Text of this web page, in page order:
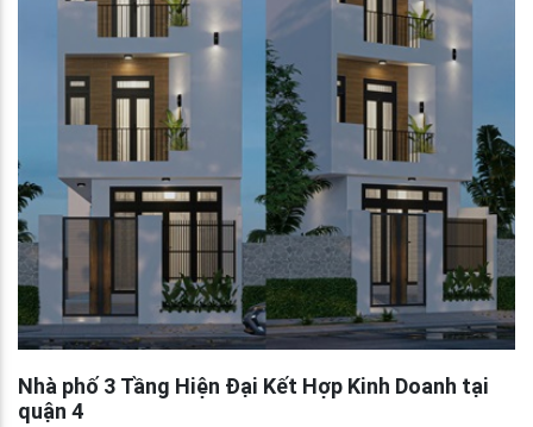
Nhà phố 3 Tầng Hiện Đại Kết Hợp Kinh Doanh tại
quận 4